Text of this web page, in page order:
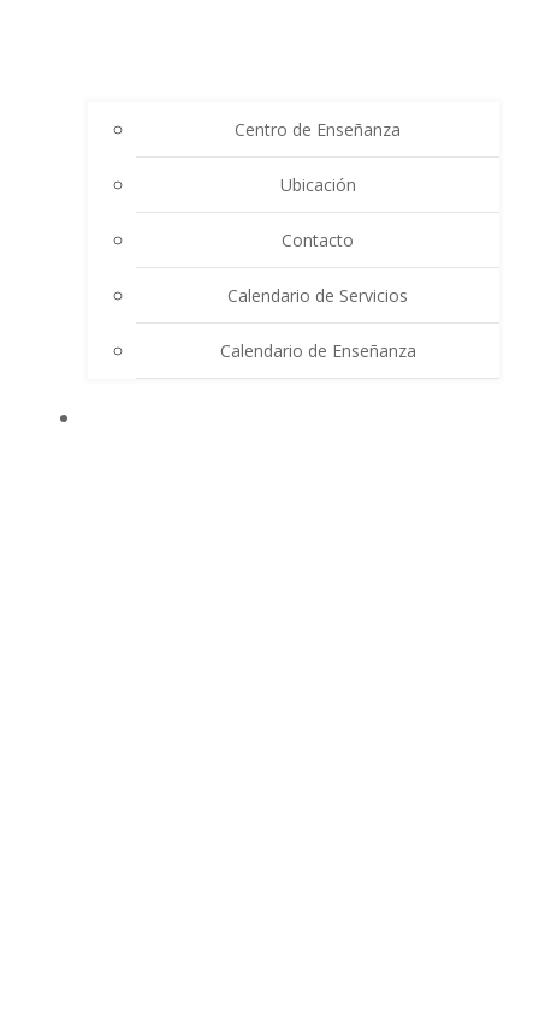
Centro de Enseñanza
Ubicación
Contacto
Calendario de Servicios
Calendario de Enseñanza